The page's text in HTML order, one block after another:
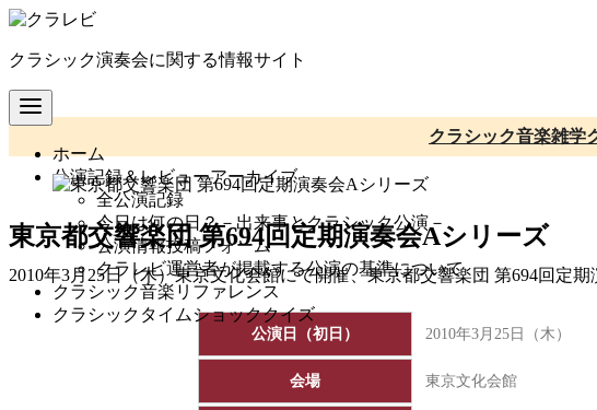
コ
テ
ン
ツ
移
クラシック演奏会に関する情報サイト
ホーム
公演記録＆レビューアーカイブ
全公演記録
今日は何の日？－出来事とクラシック公演－
公演情報投稿フォーム
クラレビ運営者が掲載する公演の基準について
クラシック音楽リファレンス
クラシックタイムショッククイズ
クラシック音楽雑学
東京都交響楽団 第694回定期演奏会Aシリーズ
2010年3月25日（木）東京文化会館にて開催、東京都交響楽団 第694回定
公演日（初日） 2010年3月25日（木）
会場 東京文化会館